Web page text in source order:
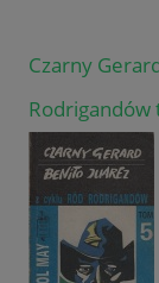
Czarny
Rodrigandów